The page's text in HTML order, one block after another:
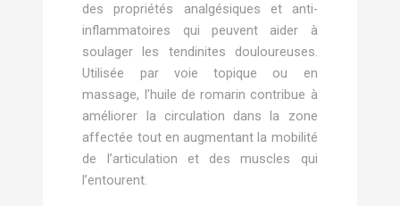
des propriétés analgésiques et anti-
inflammatoires qui peuvent aider à
soulager les tendinites douloureuses.
Utilisée par voie topique ou en
massage, l’huile de romarin contribue à
améliorer la circulation dans la zone
affectée tout en augmentant la mobilité
de l’articulation et des muscles qui
l’entourent.